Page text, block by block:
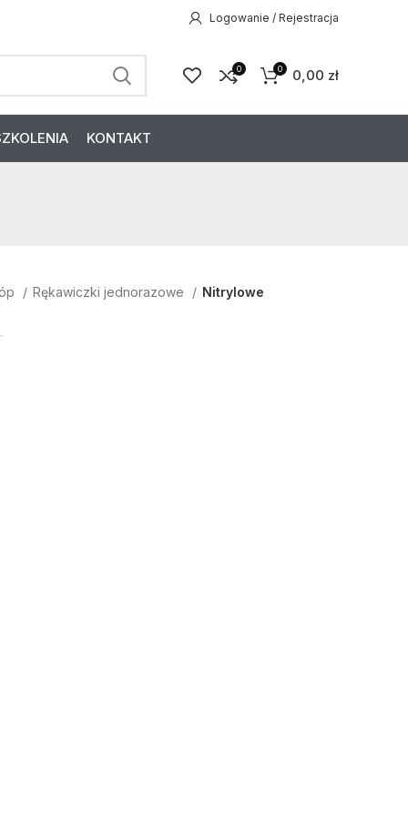
Logowanie / Rejestracja
0 0 0,00 zł
KONTAKT
Rękawiczki jednorazowe Nitrylowe